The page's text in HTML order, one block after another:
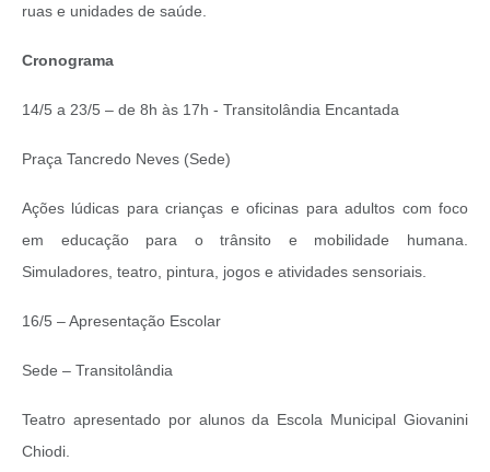
ruas e unidades de saúde.
Cronograma
14/5 a 23/5 – de 8h às 17h - Transitolândia Encantada
Praça Tancredo Neves (Sede)
Ações lúdicas para crianças e oficinas para adultos com foco
em educação para o trânsito e mobilidade humana.
Simuladores, teatro, pintura, jogos e atividades sensoriais.
16/5 – Apresentação Escolar
Sede – Transitolândia
Teatro apresentado por alunos da Escola Municipal Giovanini
Chiodi.